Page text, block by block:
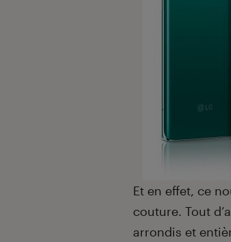
Et en effet, ce
couture. Tout
arrondis et